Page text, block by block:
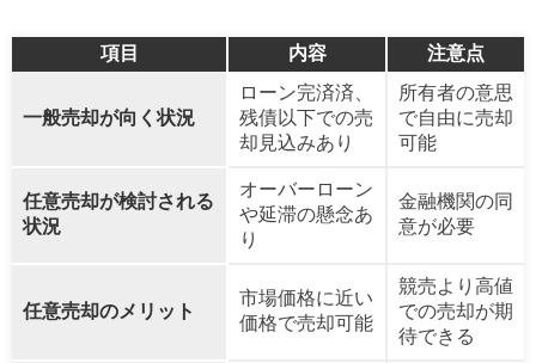
項目 内容 注意点
一般売却が向く状況
ローン完済済、
残債以下での売
却見込みあり
所有者の意思
で自由に売却
可能
任意売却が検討される
状況
オーバーローン
や延滞の懸念あ
り
金融機関の同
意が必要
任意売却のメリット
市場価格に近い
価格で売却可能
競売より高値
での売却が期
待できる